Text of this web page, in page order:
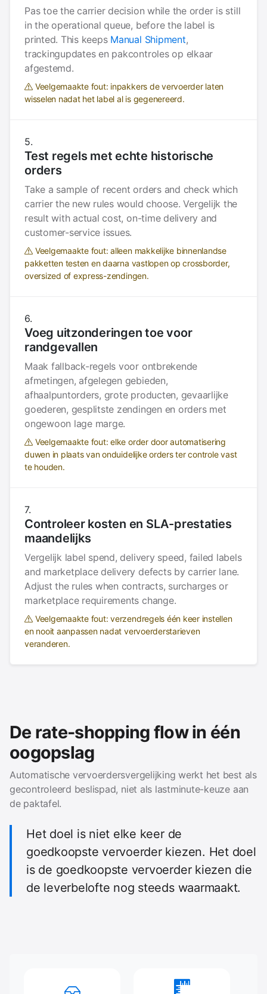
Pas toe the carrier decision while the order is still
in the operational queue, before the label is
printed. This keeps Manual Shipment,
trackingupdates en pakcontroles op elkaar
afgestemd.
Veelgemaakte fout: inpakkers de vervoerder laten
wisselen nadat het label al is gegenereerd.
Test regels met echte historische
orders
Take a sample of recent orders and check which
carrier the new rules would choose. Vergelijk the
result with actual cost, on-time delivery and
customer-service issues.
Veelgemaakte fout: alleen makkelijke binnenlandse
pakketten testen en daarna vastlopen op crossborder,
oversized of express-zendingen.
Voeg uitzonderingen toe voor
randgevallen
Maak fallback-regels voor ontbrekende
afmetingen, afgelegen gebieden,
afhaalpuntorders, grote producten, gevaarlijke
goederen, gesplitste zendingen en orders met
ongewoon lage marge.
Veelgemaakte fout: elke order door automatisering
duwen in plaats van onduidelijke orders ter controle vast
te houden.
Controleer kosten en SLA-prestaties
maandelijks
Vergelijk label spend, delivery speed, failed labels
and marketplace delivery defects by carrier lane.
Adjust the rules when contracts, surcharges or
marketplace requirements change.
Veelgemaakte fout: verzendregels één keer instellen
en nooit aanpassen nadat vervoerderstarieven
veranderen.
De rate-shopping flow in één
oogopslag
Automatische vervoerdersvergelijking werkt het best als
gecontroleerd beslispad, niet als lastminute-keuze aan
de paktafel.
Het doel is niet elke keer de
goedkoopste vervoerder kiezen. Het doel
is de goedkoopste vervoerder kiezen die
de leverbelofte nog steeds waarmaakt.